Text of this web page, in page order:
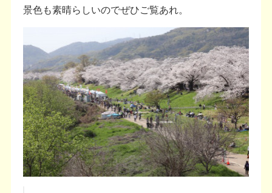
景色も素晴らしいのでぜひご覧あれ。